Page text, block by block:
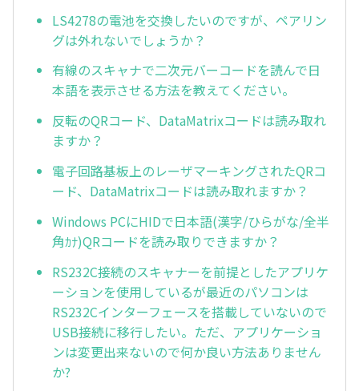
LS4278の電池を交換したいのですが、ペアリン
グは外れないでしょうか？
有線のスキャナで二次元バーコードを読んで日
本語を表示させる方法を教えてください。
反転のQRコード、DataMatrixコードは読み取れ
ますか？
電子回路基板上のレーザマーキングされたQRコ
ード、DataMatrixコードは読み取れますか？
Windows PCにHIDで日本語(漢字/ひらがな/全半
角ｶﾅ)QRコードを読み取りできますか？
RS232C接続のスキャナーを前提としたアプリケ
ーションを使用しているが最近のパソコンは
RS232Cインターフェースを搭載していないので
USB接続に移行したい。ただ、アプリケーショ
ンは変更出来ないので何か良い方法ありません
か?